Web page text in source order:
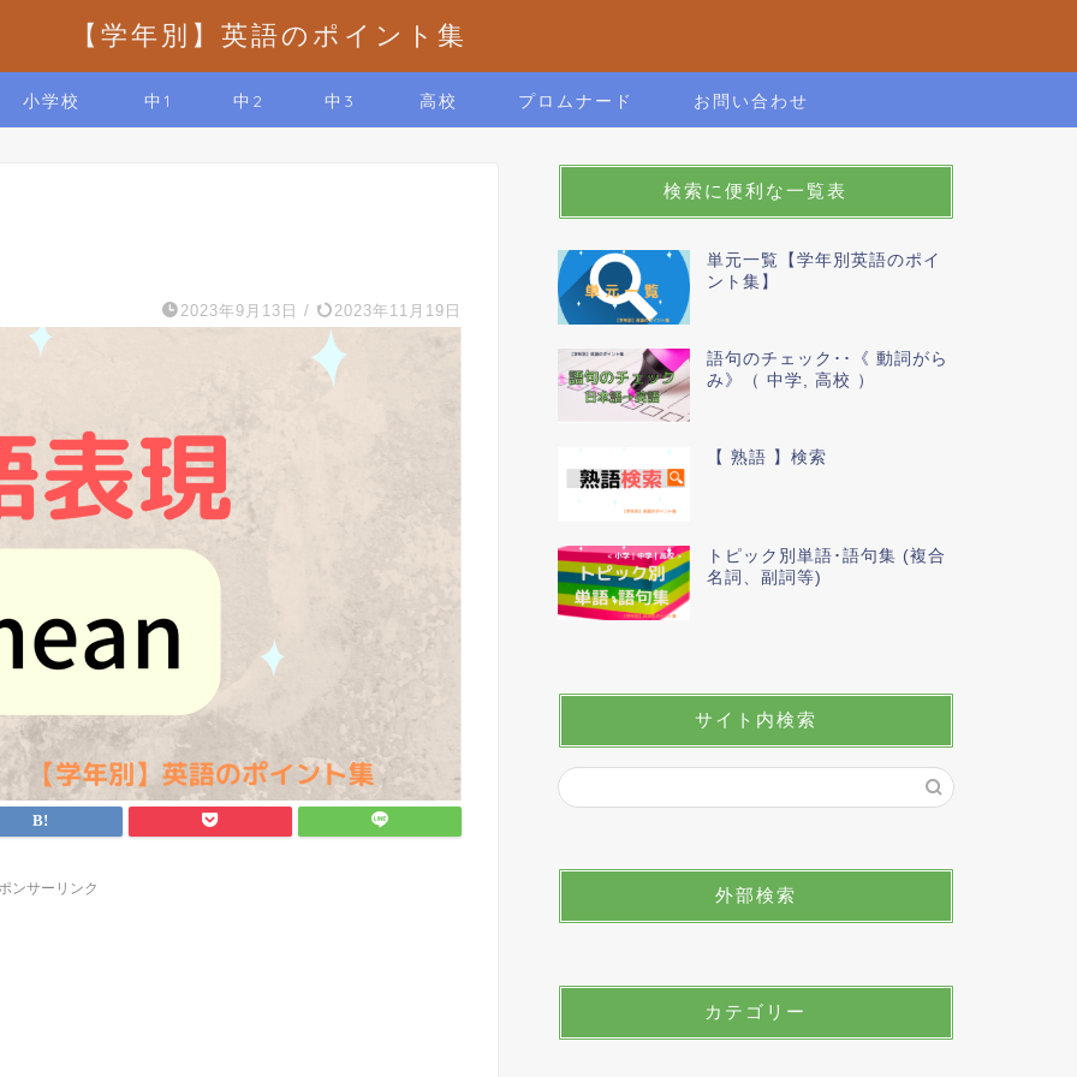
【学年別】英語のポイント集
小学校 中1 中2 中3 高校 プロムナード お問い合わせ
2023年9月13日 / 2023年11月19日
ンサーリンク
検索に便利な一覧表
単元一覧【学年別英語のポイ
ント集】
語句のチェック･･《 動詞がら
み》（ 中学, 高校 ）
【 熟語 】検索
トピック別単語･語句集 (複合
名詞、副詞等)
サイト内検索
外部検索
カテゴリー